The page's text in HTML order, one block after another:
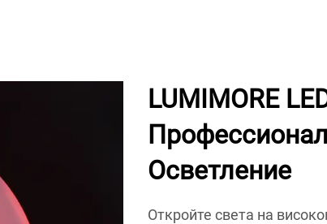
LUMIMORE
Осветление
Откройте света на